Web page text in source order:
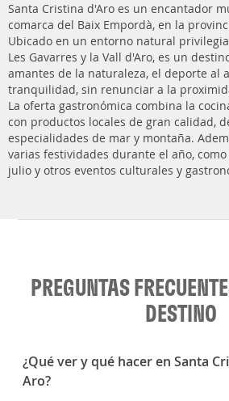
Santa Cristina d'Aro es un encantador
comarca del Baix Empordà, en la
Ubicado en un entorno natural
Les Gavarres y la Vall d'Aro, es un
amantes de la naturaleza, el deporte al
tranquilidad, sin renunciar a la
La oferta gastronómica combina la
con productos locales de gran calidad,
especialidades de mar y montaña.
varias festividades durante el año,
julio y otros eventos culturales y
PREGUNTAS
DESTINO
¿Qué ver y qué hacer en Santa
Aro?